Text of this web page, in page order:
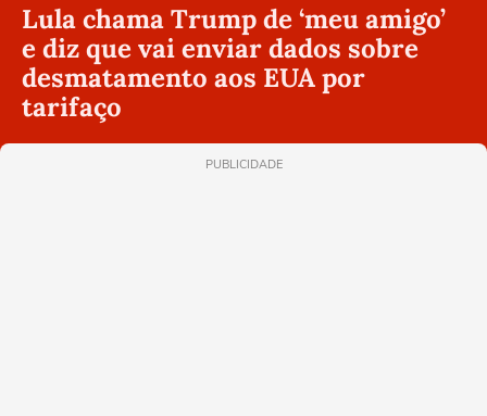
Lula chama Trump de ‘meu amigo’
e diz que vai enviar dados sobre
desmatamento aos EUA por
tarifaço
PUBLICIDADE